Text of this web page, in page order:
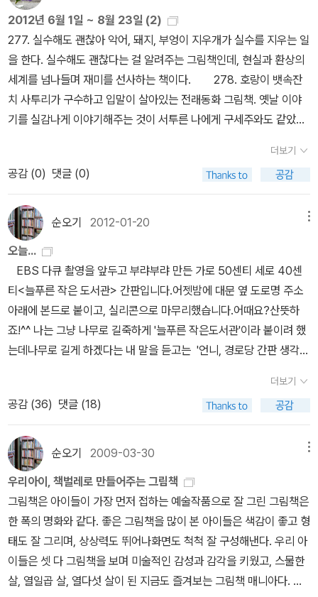
각도 하게 된다. 355. 우리는 친구
내 읽을 때마다 다른 생각을 하게 한다. 고릴라와 고양이가 친구가 되
는 과정을 보다가, 고릴라보다 힘도 없고 덩치도 작은 고양이가 용기
를 내어 고릴라와 함께 있게 되는 마지막 장면은 감동적이다. 친구는
덩치나 힘이 아니라 마음으로 되는 것. 356. 요한나의 기차여행
'친구'에 대해 생각하게 하는 여러가지 책이 있다. 이 책도 처음에는
돼지가 작가와 이야기를 나누며 자신의 이야기를 만들어가는 과정만
보았는데, 혼자 하는 여행에 친구가 동반하게 되는 이야기를 읽다보
면 '친구'가 있다는 것은 살아가는 데 있어서 얼마나 소중한 것인가를
을 타는 병관이의 이야기를 보면서 이제는 많이 바뀌었는데 하는 생
각을 하게 되는 것처럼 이 책도 도서관 환경이 많이 달라졌음을 고려
하며 읽게 된다. 그럼에도 불구하고 한솔이는 이 책을 읽고 나면 꼭 도
서관에서 책을 빌려온다. 358. 세 친구의 즐거운 나들이이 그림
책은, 여러가지 에피소드로 구성된다. 어울리지 않을 것 같은 세 친구
돼지 발데마르, 수탉 프란츠, 생쥐 조니가 여러가지 이야기를 만들어
낸다. 아이들의 놀이와 생활을 엿볼 수 있는 그림책. 359. 진짜
헨젤과 그레텔 이야기얼마전 헨젤과 그레텔을 다시 읽어줬다. 글밥
생각하기에는 서툰 한솔이에게 이 책을 다시 한번 읽어보라고 주었
다. 입장 바꿔 생각해보기를 연습할 수 있는 그림책. 360. 호랑
이 뱃속잔치한솔이가 재미로 읽는 책. 전래동화라는 것이 들을 때마
다 달랐듯이 한솔이도 전래동화 그림책을 그런 느낌으로 읽었으면 좋
겠다. 361. 헨젤과 그레텔
다른 과제를 내준다. 이번엔 이 책에서 그레텔을 자세히 살펴보렴. 헨
젤과 그레텔에서 인물의 성격이 달라지는 부분이 있는데, 그레텔에게
서 그런 걸 느낄 수 있을거야. 라고. 362. 토끼가 커졌어토끼를
제일 좋아하는 한솔이. 뭘 만들어도, 그림을 그려도 토끼를 많이 애용
(?)한다. 이 책을 보면서 토끼가 작았을 때와 커졌을 때 무엇이 달라
졌는지 이야기를 나누며 읽었다. 363. 무지개 물고기와 흰수염
2012년 6월 1일 ~ 8월 23일 (2)
277. 실수해도 괜찮아 악어, 돼지, 부엉이 지우개가 실수를 지우는 일
을 한다. 실수해도 괜찮다는 걸 알려주는 그림책인데, 현실과 환상의
세계를 넘나들며 재미를 선사하는 책이다. 278. 호랑이 뱃속잔
치 사투리가 구수하고 입말이 살아있는 전래동화 그림책. 옛날 이야
기를 실감나게 이야기해주는 것이 서투른 나에게 구세주와도 같았던
력이 없어도 이목을 집중시킬 수 있었던 그림책이다. 물론 한솔이도
재미나게 읽은 책. 279. 시간이 뭐예요?
이런 류의 책은 아무래도
아이의 반응이 볼 때마다 달라지는 책이다. 시간에 관심을 가지는 때
함께 읽으면 좋다. 다만, 조금 어려울 수가 있어서, 아이의 반응을 보
면서 적절하게 볼 필요가 있다. 280. 생각연필
양한 생각을 끌어낼 수 있는 책. '생각'이라는 것이 쉬운 것이 아니다
보니 수시로 꺼내보게 되는 책. 그러면서 아이의 상상력도 알아볼 수
있었던 그림책이다. 이 책은 초등 고학년때까지도 계속 봐고 괜찮겠
다. 281. 치아괴물 트롤 (한국 헤밍웨이) : 이 때문에 신경쓰고 있
는 요즘 내가 말하지 않아도 한솔이가 꺼내와서 보는 책. 이와 관련있
는 다른 책 몇 권도 함께 준비해둬야겠다는 생각이 든다. 282.도서관
이 책을 집에서도 몇 번 읽은 적이 있는데,
도서관에 갔다가 발견하고 읽은 뒤, 집에 와서 다시 찾아 읽은 책이다.
관 환경(대출 등)이 달라져서 조금 안 맞는 부분도 있지만, 어쨌든 도
서관을 가깝게 느끼게 하는 책이다. 283. 눈물바다
이 책으로 나를 이끌게 한다. 재미난 표정과 상황이 이 책을 여러 번
손에 잡게 한다. 개인적으로는 새로 나온 '커졌다'보다 '눈물바다'가 더
매력적이다. 284. 빕스의 엉뚱한 소원눈물바다와 함께 보라고
꺼내 놓은 책. 빕스는 세탁실 빨래바구니 안에서 자신만의 상상의 세
게로 가서 분한(?)마음을 풀어버리는데, 눈물바다의 그 녀석이 눈물
로 털어버리는 것과 비슷하다. 285. 토끼와 늑대와 호랑이와
더보기
공감 (0) 댓글 (0)
순오기 2012-01-20
오늘...
EBS 다큐 촬영을 앞두고 부랴부랴 만든 가로 50센티 세로 40센
티<늘푸른 작은 도서관> 간판입니다.어젯밤에 대문 옆 도로명 주소
아래에 본드로 붙이고, 실리콘으로 마무리했습니다.어때요?산뜻하
죠!^^ 나는 그냥 나무로 길죽하게 '늘푸른 작은도서관'이라 붙이려 했
는데나무로 길게 하겠다는 내 말을 듣고는 '언니, 경로당 간판 생각하
있겠어?''우리 도서관은 어린이만 오는 곳 아니야, 어른 책이 더 많
아.''그래도 그렇지. 그게 뭐야, 작고 이쁘고 산뜻하게 만들어야지!!'전
화로 악을 써댄 독서회원 덕분에 요렇게 이쁜 이름표를 달게 되었습
니다. 요건 남편이 해준 선물이라 더 푸르게 푸르게 빛납니다!^^ 몇
해째 커튼을 제대로 걸지 않고 한쪽만 걸든가, 그도 안하던가 그랬는
데어제 드디어 거실 창에 짝으로 완벽하게 커튼을 쳤습니다.커튼 거
는 고리가 많이 빠져서 제대로 걸 수 없었는데, 고리를 하나 하나 끼워
넣어 마무리했어요.누가?내가요!!요 사진은 우리 큰딸 보라고 올리는
거에요.^^저 커튼이 우리 큰딸 낳은 1989년에 당시로선 거금이었던
9만원을 주고 만들었는데23년이 지난 지금도 괜찮아보이지 않나요?
ㅋㅋ 거실 전면에 있던 잡동사니 장식장을 치우고 3단 책장을 두고
더보기
공감 (36) 댓글 (18)
순오기 2009-03-30
우리아이, 책벌레로 만들어주는 그림책
그림책은 아이들이 가장 먼저 접하는 예술작품으로 잘 그린 그림책은
한 폭의 명화와 같다. 좋은 그림책을 많이 본 아이들은 색감이 좋고 형
태도 잘 그리며, 상상력도 뛰어나화면도 척척 잘 구성해낸다. 우리 아
이들은 셋 다 그림책을 보며 미술적인 감성과 감각을 키웠고, 스물한
살, 열일곱 살, 열다섯 살이 된 지금도 즐겨보는 그림책 매니아다. 그